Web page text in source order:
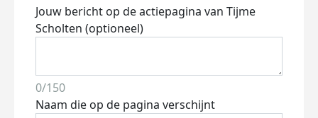
Jouw bericht op de actiepagina van Tijme
Scholten (optioneel)
0/150
Naam die op de pagina verschijnt